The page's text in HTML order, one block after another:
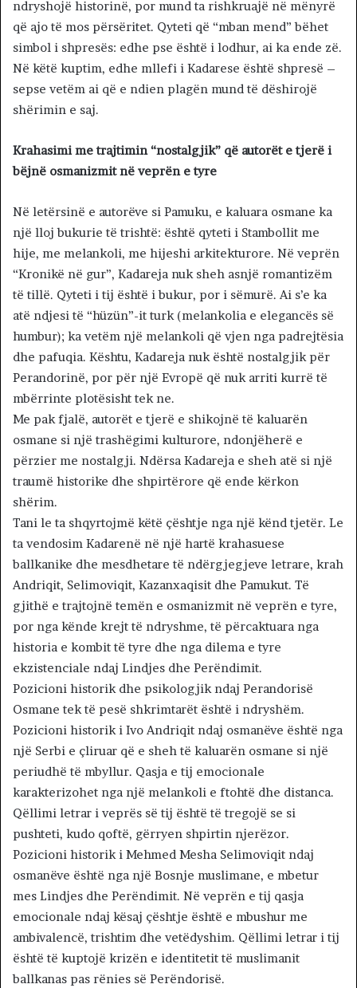
ndryshojë historinë, por mund ta rishkruajë në mënyrë
që ajo të mos përsëritet. Qyteti që “mban mend” bëhet
simbol i shpresës: edhe pse është i lodhur, ai ka ende zë.
Në këtë kuptim, edhe mllefi i Kadarese është shpresë –
sepse vetëm ai që e ndien plagën mund të dëshirojë
shërimin e saj.
Krahasimi me trajtimin “nostalgjik” që autorët e tjerë i
bëjnë osmanizmit në veprën e tyre
Në letërsinë e autorëve si Pamuku, e kaluara osmane ka
një lloj bukurie të trishtë: është qyteti i Stambollit me
hije, me melankoli, me hijeshi arkitekturore. Në veprën
“Kronikë në gur”, Kadareja nuk sheh asnjë romantizëm
të tillë. Qyteti i tij është i bukur, por i sëmurë. Ai s’e ka
atë ndjesi të “hüzün”-it turk (melankolia e elegancës së
humbur); ka vetëm një melankoli që vjen nga padrejtësia
dhe pafuqia. Kështu, Kadareja nuk është nostalgjik për
Perandorinë, por për një Evropë që nuk arriti kurrë të
mbërrinte plotësisht tek ne.
Me pak fjalë, autorët e tjerë e shikojnë të kaluarën
osmane si një trashëgimi kulturore, ndonjëherë e
përzier me nostalgji. Ndërsa Kadareja e sheh atë si një
traumë historike dhe shpirtërore që ende kërkon
shërim.
Tani le ta shqyrtojmë këtë çështje nga një kënd tjetër. Le
ta vendosim Kadarenë në një hartë krahasuese
ballkanike dhe mesdhetare të ndërgjegjeve letrare, krah
Andriqit, Selimoviqit, Kazanxaqisit dhe Pamukut. Të
gjithë e trajtojnë temën e osmanizmit në veprën e tyre,
por nga kënde krejt të ndryshme, të përcaktuara nga
historia e kombit të tyre dhe nga dilema e tyre
ekzistenciale ndaj Lindjes dhe Perëndimit.
Pozicioni historik dhe psikologjik ndaj Perandorisë
Osmane tek të pesë shkrimtarët është i ndryshëm.
Pozicioni historik i Ivo Andriqit ndaj osmanëve është nga
një Serbi e çliruar që e sheh të kaluarën osmane si një
periudhë të mbyllur. Qasja e tij emocionale
karakterizohet nga një melankoli e ftohtë dhe distanca.
Qëllimi letrar i veprës së tij është të tregojë se si
pushteti, kudo qoftë, gërryen shpirtin njerëzor.
Pozicioni historik i Mehmed Mesha Selimoviqit ndaj
osmanëve është nga një Bosnje muslimane, e mbetur
mes Lindjes dhe Perëndimit. Në veprën e tij qasja
emocionale ndaj kësaj çështje është e mbushur me
ambivalencë, trishtim dhe vetëdyshim. Qëllimi letrar i tij
është të kuptojë krizën e identitetit të muslimanit
ballkanas pas rënies së Perëndorisë.